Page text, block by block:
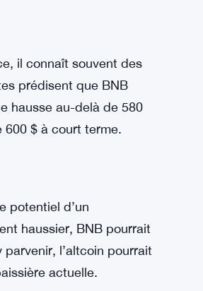
la résistance de
significative de 575 $ à
robuste pour aider
potentiels.
il connaît souvent des
prédisent que BNB
hausse au-delà de 580
$ à court terme.